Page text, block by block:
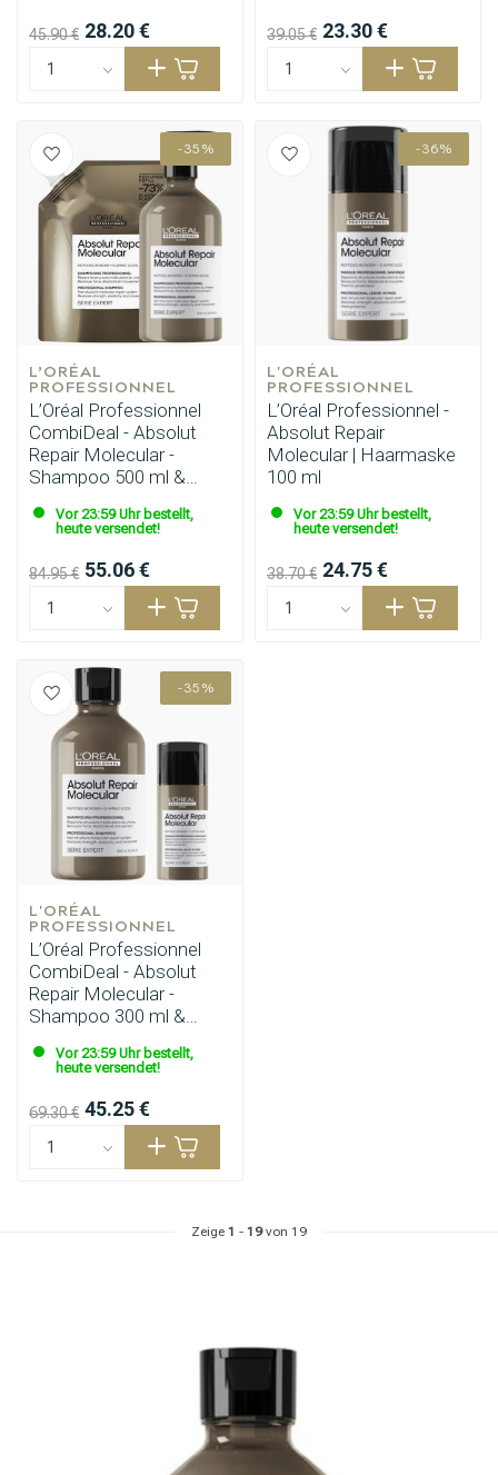
Umformung CombiDeals
45.90 € 28.20 € 39.05 € 23.30 €
-35%
L’ORÉAL
PROFESSIONNEL
L’Oréal Professionnel
CombiDeal - Absolut
Repair Molecular -
Shampoo 500 ml &
Vor 23:59 Uhr bestellt,
heute versendet!
84.95 € 55.06 €
-36%
L'ORÉAL
PROFESSIONNEL
L’Oréal Professionnel -
Absolut Repair
Molecular | Haarmaske
100 ml
Vor 23:59 Uhr bestellt,
heute versendet!
38.70 € 24.75 €
-35%
L'ORÉAL
PROFESSIONNEL
L’Oréal Professionnel
CombiDeal - Absolut
Repair Molecular -
Shampoo 300 ml &
Vor 23:59 Uhr bestellt,
heute versendet!
69.30 € 45.25 €
Zeige 1 - 19von 19